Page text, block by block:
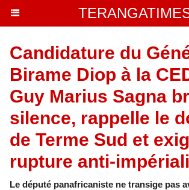
Candidature du
Birame Diop à la
Guy Marius Sagna
silence, rappelle le
de Terme Sud et
rupture anti-
Le député panafricaniste ne transige pas